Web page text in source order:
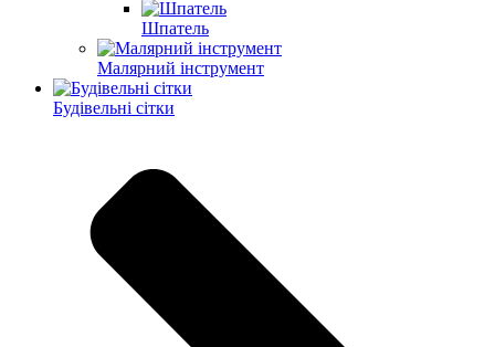
Шпатель
Малярний інструмент
Будівельні сітки